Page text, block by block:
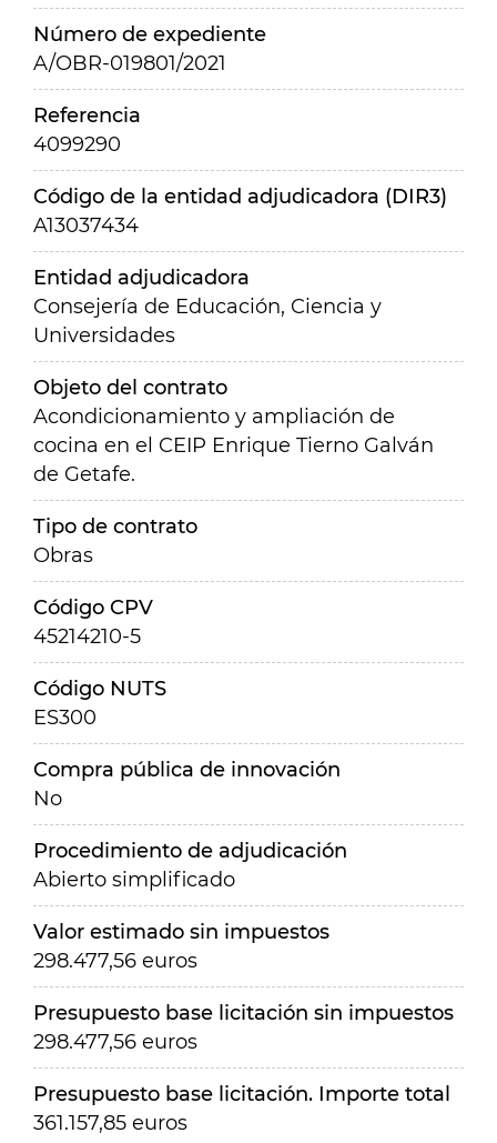
Número de expediente
A/OBR-019801/2021
Referencia
4099290
Código de la entidad adjudicadora (DIR3)
A13037434
Entidad adjudicadora
Consejería de Educación, Ciencia y
Universidades
Objeto del contrato
Acondicionamiento y ampliación de
cocina en el CEIP Enrique Tierno Galván
de Getafe.
Tipo de contrato
Obras
Código CPV
45214210-5
Código NUTS
ES300
Compra pública de innovación
No
Procedimiento de adjudicación
Abierto simplificado
Valor estimado sin impuestos
298.477,56 euros
Presupuesto base licitación sin impuestos
298.477,56 euros
Presupuesto base licitación. Importe total
361.157,85 euros